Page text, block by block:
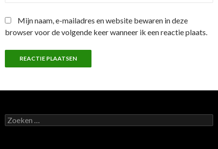
Mijn naam, e-mailadres en website bewaren in deze
browser voor de volgende keer wanneer ik een reactie plaats.
Z
o